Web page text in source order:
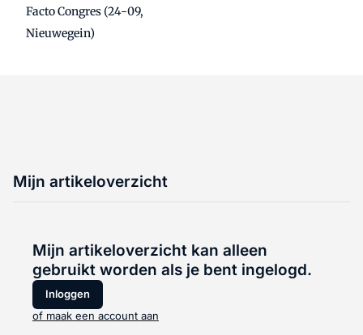
Facto Congres (24-09,
Nieuwegein)
Mijn artikeloverzicht
Mijn artikeloverzicht kan alleen
gebruikt worden als je bent ingelogd.
Inloggen
of maak een account aan